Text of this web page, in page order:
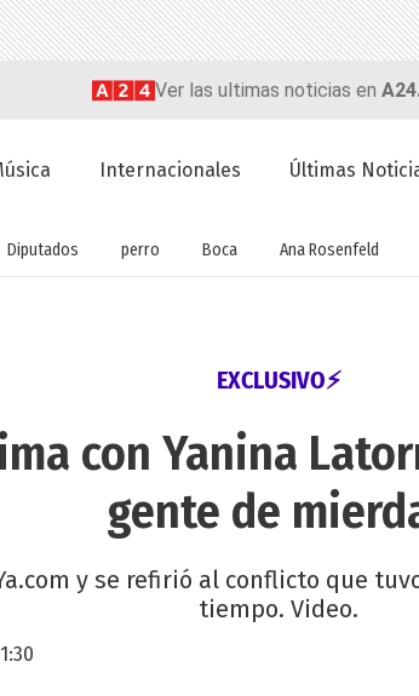
Ver las ultimas noticias en
Internacionales Últimas
Diputados perro Boca Ana Rosenfeld
EXCLUSIVO⚡
con Yanina
gente de
y se refirió al conflicto que
tiempo. Video.